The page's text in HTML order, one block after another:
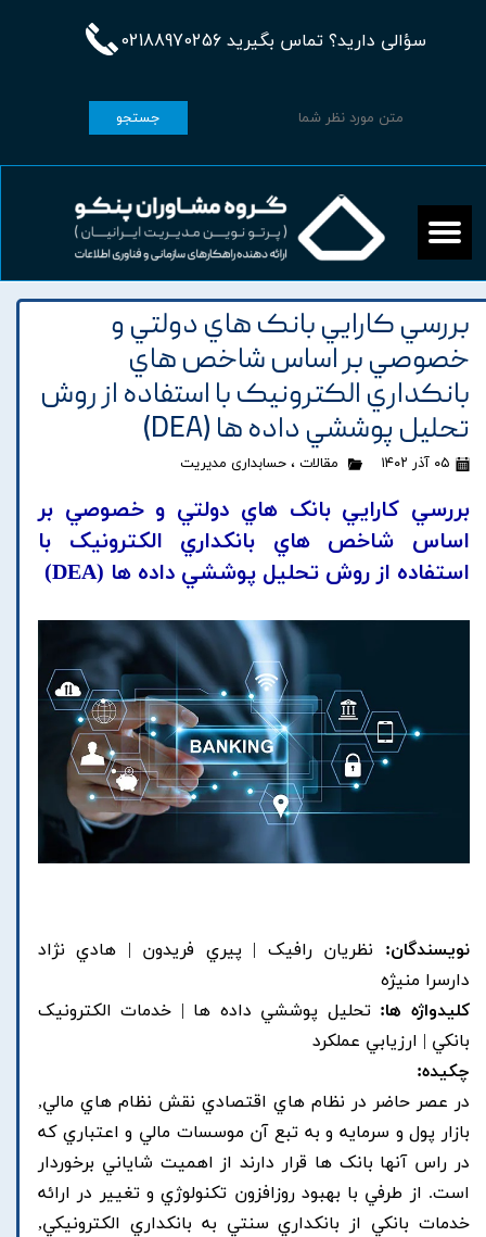
سؤالی دارید؟ تماس بگیرید 02188970256
جستجو
بررسي کارايي بانک هاي دولتي و
خصوصي بر اساس شاخص هاي
بانکداري الکترونيک با استفاده از روش
تحليل پوششي داده ها (DEA)
۰۵ آذر ۱۴۰۲ مقالات ، حسابداری مدیریت
بررسي کارايي بانک هاي دولتي و خصوصي بر
اساس شاخص هاي بانکداري الکترونيک با
استفاده از روش تحليل پوششي داده ها (DEA)
نویسندگان: نظريان رافيک | پيري فريدون | هادي نژاد
دارسرا منيژه
کلیدواژه ها: تحليل پوششي داده ها | خدمات الکترونيک
بانکي | ارزيابي عملکرد
چکیده:
در عصر حاضر در نظام هاي اقتصادي نقش نظام هاي مالي,
بازار پول و سرمايه و به تبع آن موسسات مالي و اعتباري که
در راس آنها بانک ها قرار دارند از اهميت شاياني برخوردار
است. از طرفي با بهبود روزافزون تکنولوژي و تغيير در ارائه
خدمات بانکي از بانکداري سنتي به بانکداري الکترونيکي,